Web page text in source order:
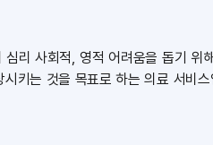
리 사회적, 영적 어려움을 돕기 위
키는 것을 목표로 하는 의료 서비스